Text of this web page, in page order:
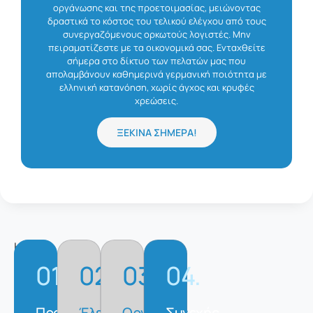
οργάνωσης και της προετοιμασίας, μειώνοντας
δραστικά το κόστος του τελικού ελέγχου από τους
συνεργαζόμενους ορκωτούς λογιστές. Μην
πειραματίζεστε με τα οικονομικά σας. Ενταχθείτε
σήμερα στο δίκτυο των πελατών μας που
απολαμβάνουν καθημερινά γερμανική ποιότητα με
ελληνική κατανόηση, χωρίς άγχος και κρυφές
χρεώσεις.
ΞΕΚΙΝΑ ΣΗΜΕΡΑ!
Η
συνεργασίας
01. 02. 03. 04.